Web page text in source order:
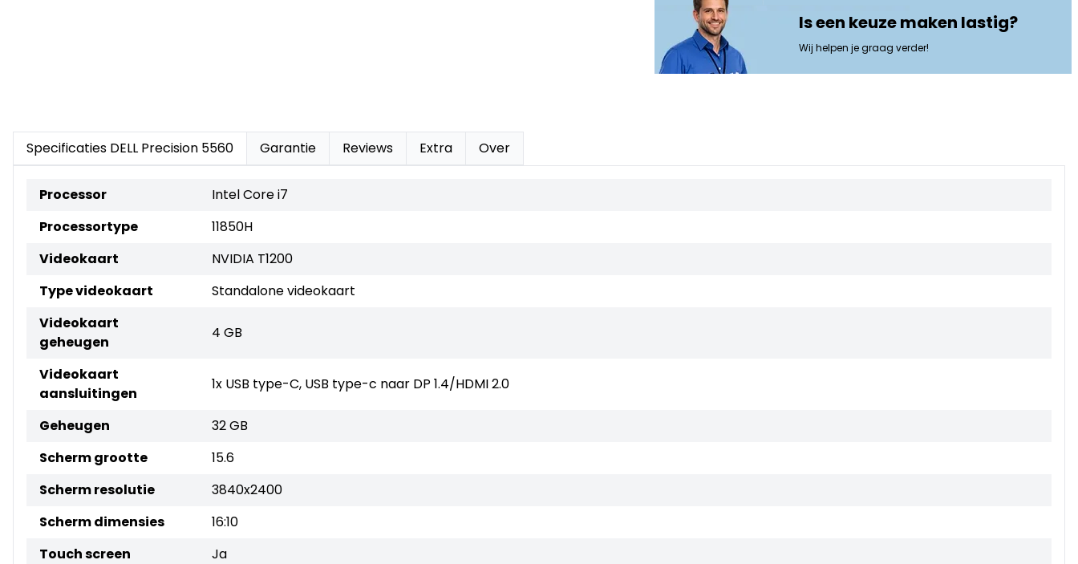
Is een keuze maken lastig?
Wij helpen je graag verder!
Specificaties DELL Precision 5560 Garantie Reviews Extra Over
Processor
Intel Core i7
Processortype
11850H
Videokaart
NVIDIA T1200
Type videokaart
Standalone videokaart
Videokaart
geheugen
4 GB
Videokaart
aansluitingen
1x USB type-C, USB type-c naar DP 1.4/HDMI 2.0
Geheugen
32 GB
Scherm grootte
15.6
Scherm resolutie
3840x2400
Scherm dimensies
16:10
Touch screen
Ja